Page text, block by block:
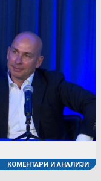
КОМЕНТАРИ И АНАЛИЗИ